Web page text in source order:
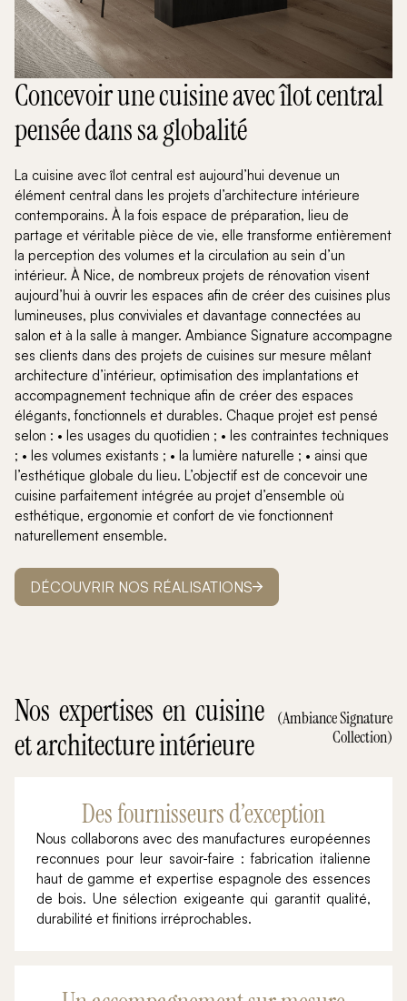
Concevoir une cuisine avec îlot central
pensée dans sa globalité
La cuisine avec îlot central est aujourd’hui devenue un
élément central dans les projets d’architecture intérieure
contemporains. À la fois espace de préparation, lieu de
partage et véritable pièce de vie, elle transforme entièrement
la perception des volumes et la circulation au sein d’un
intérieur. À Nice, de nombreux projets de rénovation visent
aujourd’hui à ouvrir les espaces afin de créer des cuisines plus
lumineuses, plus conviviales et davantage connectées au
salon et à la salle à manger. Ambiance Signature accompagne
ses clients dans des projets de cuisines sur mesure mêlant
architecture d’intérieur, optimisation des implantations et
accompagnement technique afin de créer des espaces
élégants, fonctionnels et durables. Chaque projet est pensé
selon : • les usages du quotidien ; • les contraintes techniques
; • les volumes existants ; • la lumière naturelle ; • ainsi que
l’esthétique globale du lieu. L’objectif est de concevoir une
cuisine parfaitement intégrée au projet d’ensemble où
esthétique, ergonomie et confort de vie fonctionnent
naturellement ensemble.
DÉCOUVRIR NOS RÉALISATIONS
Nos expertises en cuisine
et architecture intérieure
(Ambiance Signature
Collection)
Des fournisseurs d’exception
Nous collaborons avec des manufactures européennes
reconnues pour leur savoir-faire : fabrication italienne
haut de gamme et expertise espagnole des essences
de bois. Une sélection exigeante qui garantit qualité,
durabilité et finitions irréprochables.